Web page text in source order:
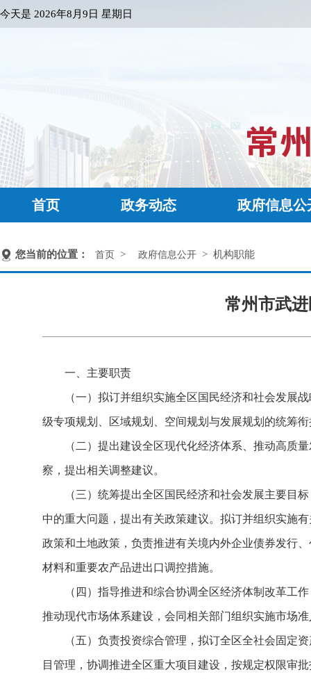
今天是 2026年8月9日 星期日
首页 政务动态 政府信息公
您当前的位置： 首页 > 政府信息公开 > 机构职能
常州市武
一、主要职责
（一）拟订并组织实施全区国民经济和社会发展
级专项规划、区域规划、空间规划与发展规划的统筹
（二）提出建设全区现代化经济体系、推动高质
察，提出相关调整建议。
（三）统筹提出全区国民经济和社会发展主要目
中的重大问题，提出有关政策建议。拟订并组织实施
政策和土地政策，负责推进有关境内外企业债券发行
材料和重要农产品进出口调控措施。
（四）指导推进和综合协调全区经济体制改革工
推动现代市场体系建设，会同相关部门组织实施市场
（五）负责投资综合管理，拟订全区全社会固定
目管理，协调推进全区重大项目建设，按规定权限审